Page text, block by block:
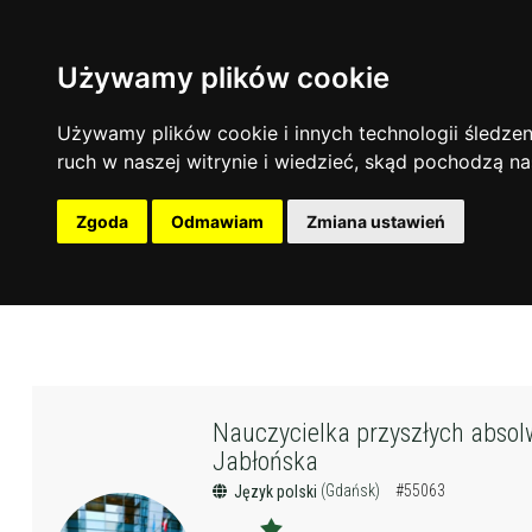
Używamy plików cookie
Używamy plików cookie i innych technologii
ruch w naszej witrynie i wiedzieć, skąd pochodzą
Zgoda Odmawiam Zmiana ustawień
Nauczycielka przyszłych
Jabłońska
Język polski (Gdańsk) #55063